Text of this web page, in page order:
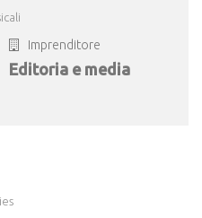
Imprenditore
Editoria e media